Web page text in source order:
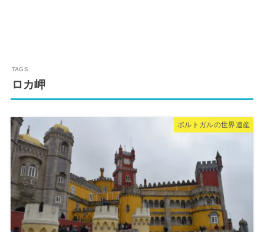
ロカ岬
ポルトガルの世界遺産